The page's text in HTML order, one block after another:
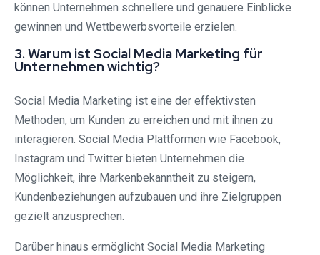
können Unternehmen schnellere und genauere Einblicke
gewinnen und Wettbewerbsvorteile erzielen.
3. Warum ist Social Media Marketing für
Unternehmen wichtig?
Social Media Marketing ist eine der effektivsten
Methoden, um Kunden zu erreichen und mit ihnen zu
interagieren. Social Media Plattformen wie Facebook,
Instagram und Twitter bieten Unternehmen die
Möglichkeit, ihre Markenbekanntheit zu steigern,
Kundenbeziehungen aufzubauen und ihre Zielgruppen
gezielt anzusprechen.
Darüber hinaus ermöglicht Social Media Marketing